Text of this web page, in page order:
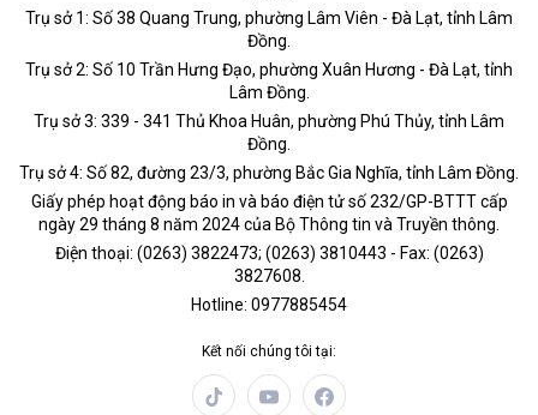
Trụ sở 1: Số 38 Quang Trung, phường Lâm Viên - Đà Lạt, tỉnh Lâm
Đồng.
Trụ sở 2: Số 10 Trần Hưng Đạo, phường Xuân Hương - Đà Lạt, tỉnh
Lâm Đồng.
Trụ sở 3: 339 - 341 Thủ Khoa Huân, phường Phú Thủy, tỉnh Lâm
Đồng.
Trụ sở 4: Số 82, đường 23/3, phường Bắc Gia Nghĩa, tỉnh Lâm Đồng.
Giấy phép hoạt động báo in và báo điện tử số 232/GP-BTTT cấp
ngày 29 tháng 8 năm 2024 của Bộ Thông tin và Truyền thông.
Điện thoại: (0263) 3822473; (0263) 3810443 - Fax: (0263)
3827608.
Hotline: 0977885454
Kết nối chúng tôi tại: